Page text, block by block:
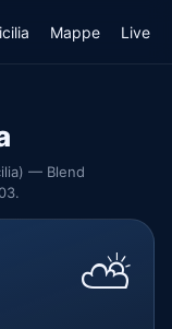
Mappe Live
— Blend
⛅